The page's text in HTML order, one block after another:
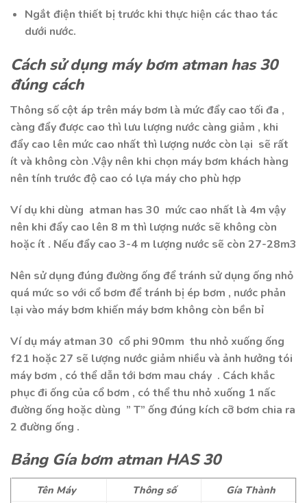
Ngắt điện thiết bị trước khi thực hiện các thao tác
dưới nước.
Cách sử dụng máy bơm atman has 30
đúng cách
Thông số cột áp trên máy bơm là mức đẩy cao tối đa ,
càng đẩy được cao thì lưu lượng nước càng giảm , khi
đẩy cao lên mức cao nhất thì lượng nước còn lại sẽ rất
ít và không còn .Vậy nên khi chọn máy bơm khách hàng
nên tính trước độ cao có lựa máy cho phù hợp
Ví dụ khi dùng atman has 30 mức cao nhất là 4m vậy
nên khi đẩy cao lên 8 m thì lượng nước sẽ không còn
hoặc ít . Nếu đẩy cao 3-4 m lượng nước sẽ còn 27-28m3
Nên sử dụng đúng đường ống để tránh sử dụng ống nhỏ
quá mức so với cổ bơm để tránh bị ép bơm , nước phản
lại vào máy bơm khiến máy bơm không còn bền bỉ
Ví dụ máy atman 30 cổ phi 90mm thu nhỏ xuống ống
f21 hoặc 27 sẽ lượng nước giảm nhiều và ảnh hưởng tói
máy bơm , có thể dẫn tới bơm mau cháy . Cách khắc
phục đi ống của cổ bơm , có thể thu nhỏ xuống 1 nấc
đường ống hoặc dùng ” T” ống đúng kích cỡ bơm chia ra
2 đường ống .
Bảng Gía bơm atman HAS 30
Tên Máy Thông số Gía Thành